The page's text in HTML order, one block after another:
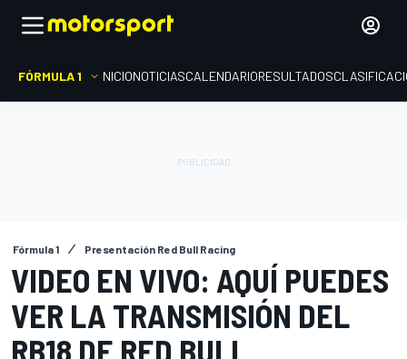
FÓRMULA 1 INICIONOTICIASCALENDARIORESULTADOS
Fórmula 1 Presentación Red Bull Racing
VIDEO EN VIVO: AQUÍ PUEDES
VER LA TRANSMISIÓN DEL
RB18 DE RED BULL